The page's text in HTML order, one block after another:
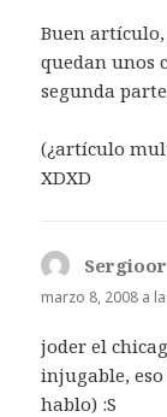
Buen
quedan unos
segunda
(¿artículo
XDXD
Sergioor
marzo 8, 2008 a
joder el
injugable,
hablo) :S